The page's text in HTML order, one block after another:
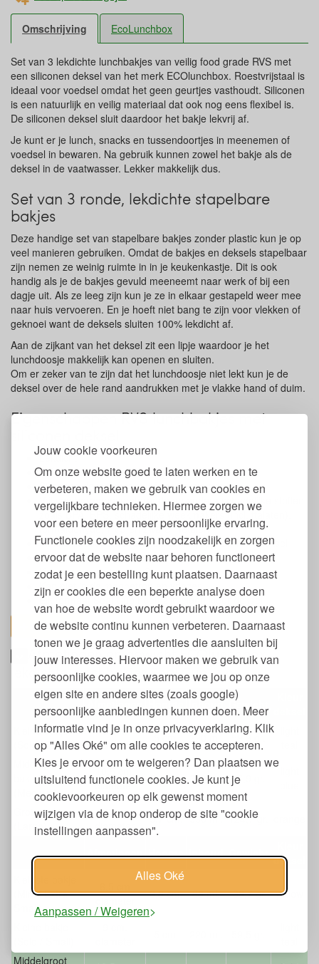
Jouw cookie voorkeuren
Om onze website goed te laten werken en te
verbeteren, maken we gebruik van cookies en
vergelijkbare technieken. Hiermee zorgen we
voor een betere en meer persoonlijke ervaring.
Functionele cookies zijn noodzakelijk en zorgen
ervoor dat de website naar behoren functioneert
zodat je een bestelling kunt plaatsen. Daarnaast
zijn er cookies die een beperkte analyse doen
van hoe de website wordt gebruikt waardoor we
de website continu kunnen verbeteren. Daarnaast
tonen we je graag advertenties die aansluiten bij
jouw interesses. Hiervoor maken we gebruik van
persoonlijke cookies, waarmee we jou op onze
eigen site en andere sites (zoals google)
persoonlijke aanbiedingen kunnen doen. Meer
informatie vind je in onze privacyverklaring. Klik
op "Alles Oké" om alle cookies te accepteren.
Kies je ervoor om te weigeren? Dan plaatsen we
uitsluitend functionele cookies. Je kunt je
cookievoorkeuren op elk gewenst moment
wijzigen via de knop onderop de site "cookie
instellingen aanpassen".
Alles Oké
Aanpassen / Weigeren
Omschrijving EcoLunchbox
Set van 3 lekdichte lunchbakjes van veilig food grade RVS met
een siliconen deksel van het merk ECOlunchbox. Roestvrijstaal is
ideaal voor voedsel omdat het geen geurtjes vasthoudt. Siliconen
is een natuurlijk en veilig materiaal dat ook nog eens flexibel is.
De siliconen deksel sluit daardoor het bakje lekvrij af.
Je kunt er je lunch, snacks en tussendoortjes in meenemen of
voedsel in bewaren. Na gebruik kunnen zowel het bakje als de
deksel in de vaatwasser. Lekker makkelijk dus.
Set van 3 ronde, lekdichte stapelbare
bakjes
Deze handige set van stapelbare bakjes zonder plastic kun je op
veel manieren gebruiken. Omdat de bakjes en deksels stapelbaar
zijn nemen ze weinig ruimte in in je keukenkastje. Dit is ook
handig als je de bakjes gevuld meeneemt naar werk of bij een
dagje uit. Als ze leeg zijn kun je ze in elkaar gestapeld weer mee
naar huis vervoeren. En je hoeft niet bang te zijn voor vlekken of
geknoei want de deksels sluiten 100% lekdicht af.
Aan de zijkant van het deksel zit een lipje waardoor je het
lunchdoosje makkelijk kan openen en sluiten.
Om er zeker van te zijn dat het lunchdoosje niet lekt kun je de
deksel over de hele rand aandrukken met je vlakke hand of duim.
Eigenschappen RVS lunchbakjes met
Lekdicht
Bakjes gemaakt van veilig food grade RVS
Siliconen deksel met reliëf voor extra grip
Vrij van hormoonverstorende en andere schadelijke stoffen
zoals BPA, BPS, schadelijke weekmakers (incl. ftalaten),
formaldehyde, PVC en zware metalen
Makkelijk openen en sluiten dankzij lipje aan het deksel
Kan in de vaatwasser
Kan in de oven tot 175 C
Kan niet in de magnetron en vriezer
Elk formaat Seal Cup heeft zijn eigen kleur deksel
toon alles
Afmetingen en gewicht ECOlunchbox
lekdichte lunchbakjes Seal Cup Trio
Afmetingen Hoogte Inhoud Gewicht
Kleine bakje
(Solo / Small)
9 cm.
diameter
5 cm. 220 ml. 59,9 gr.
Middelgroot
bakje
(Medium)
10,5 cm.
diameter
5,4 cm. 340 ml. 87,9 gr.
Grote bakje
(Large)
12 cm.
diameter
5,7 cm. 590 ml. 124,7 gr.
Afmetingen Hoogte Inhoud Gewicht deksel
(Mini / Extra
Small)
diameter
3,8 cm. 88 ml. 39,7 gr yellow
Middelgroot